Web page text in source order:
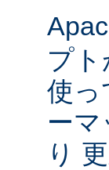
プ
使っ
ー
り